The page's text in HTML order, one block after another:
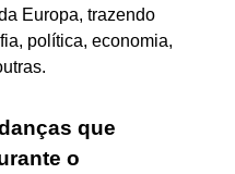
Europa, trazendo
política, economia,
que
o